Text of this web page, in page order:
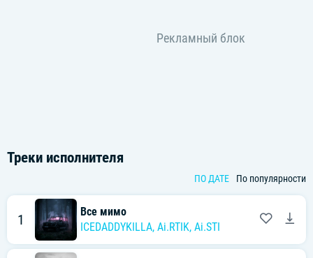
Треки исполнителя
ПО ДАТЕ По популярности
1
Все мимо
ICEDADDYKILLA, Ai.RTIK, Ai.STI